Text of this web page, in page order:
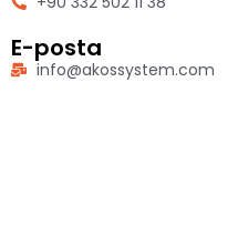
E-posta
info@akossystem.com